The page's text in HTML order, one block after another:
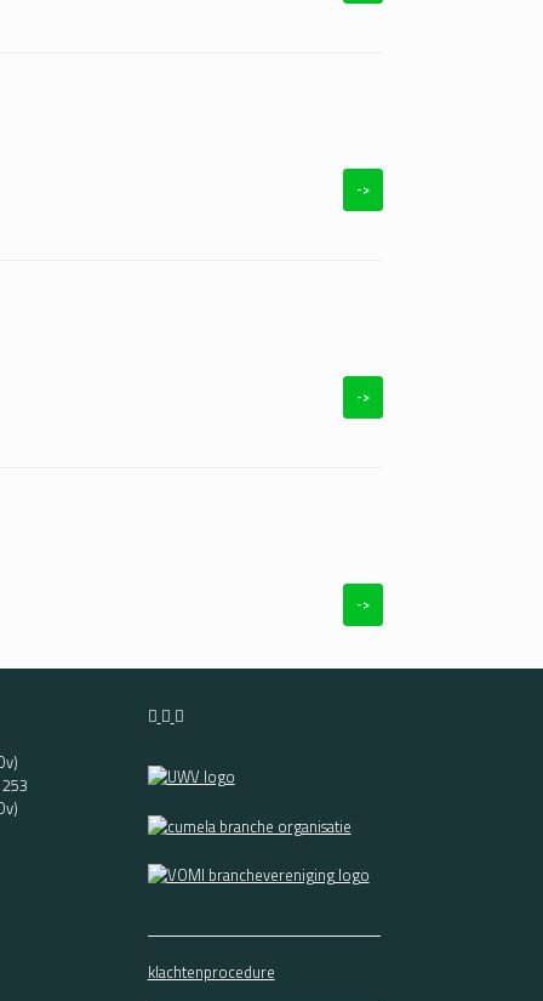
->
->
->
klachtenprocedure